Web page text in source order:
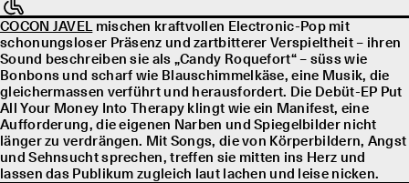
COCON JAVELmischen kraftvollen Electronic-Pop mit
schonungsloser Präsenz und zartbitterer Verspieltheit – ihren
Sound beschreiben sie als „Candy Roquefort“ – süss wie
Bonbons und scharf wie Blauschimmelkäse, eine Musik, die
gleichermassen verführt und herausfordert. Die Debüt-EP Put
All Your Money Into Therapy klingt wie ein Manifest, eine
Aufforderung, die eigenen Narben und Spiegelbilder nicht
länger zu verdrängen. Mit Songs, die von Körperbildern, Angst
und Sehnsucht sprechen, treffen sie mitten ins Herz und
lassen das Publikum zugleich laut lachen und leise nicken.